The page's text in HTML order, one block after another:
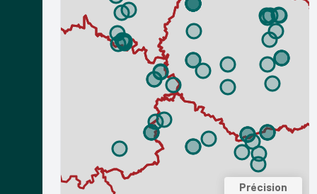
Précision